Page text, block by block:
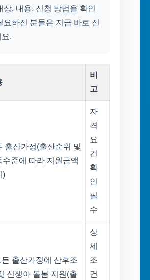
상, 내용, 신청 방법을 확인
요하신 분들은 지금 바로 신
.
비
고
출산가정(출산순위 및
수준에 따라 지원금액
)
자
격
요
건
확
인
필
수
출산가정에 산후조
신생아 돌봄 지원(출
상
세
조
건